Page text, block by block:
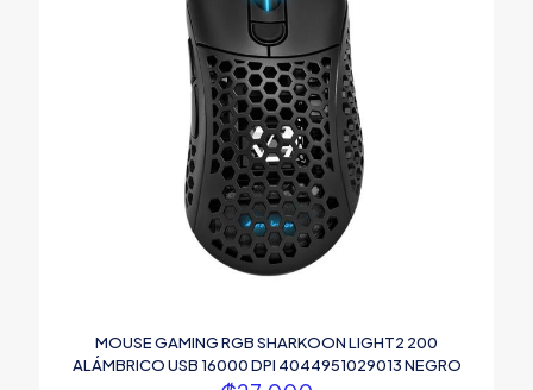
MOUSE GAMING RGB SHARKOON LIGHT2 200
ALÁMBRICO USB 16000 DPI 4044951029013 NEGRO